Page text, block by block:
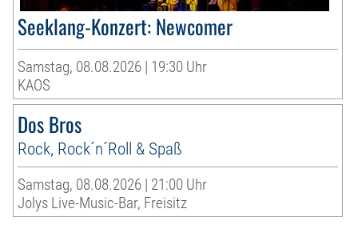
Seeklang-Konzert: Newcomer
Samstag, 08.08.2026 | 19:30 Uhr
KAOS
Dos Bros
Rock, Rock´n´Roll & Spaß
Samstag, 08.08.2026 | 21:00 Uhr
Jolys Live-Music-Bar, Freisitz